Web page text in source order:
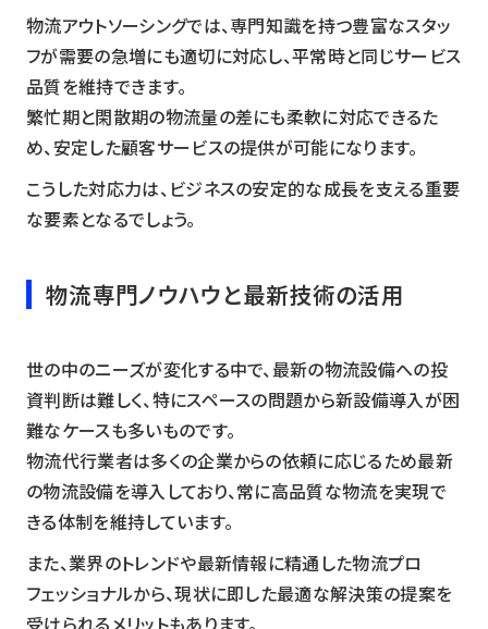
物流アウトソーシングでは、専門知識を持つ豊富なスタッ
フが需要の急増にも適切に対応し、平常時と同じサービス
品質を維持できます。
繁忙期と閑散期の物流量の差にも柔軟に対応できるた
め、安定した顧客サービスの提供が可能になります。
こうした対応力は、ビジネスの安定的な成長を支える重要
な要素となるでしょう。
物流専門ノウハウと最新技術の活用
世の中のニーズが変化する中で、最新の物流設備への投
資判断は難しく、特にスペースの問題から新設備導入が困
難なケースも多いものです。
物流代行業者は多くの企業からの依頼に応じるため最新
の物流設備を導入しており、常に高品質な物流を実現で
きる体制を維持しています。
また、業界のトレンドや最新情報に精通した物流プロ
フェッショナルから、現状に即した最適な解決策の提案を